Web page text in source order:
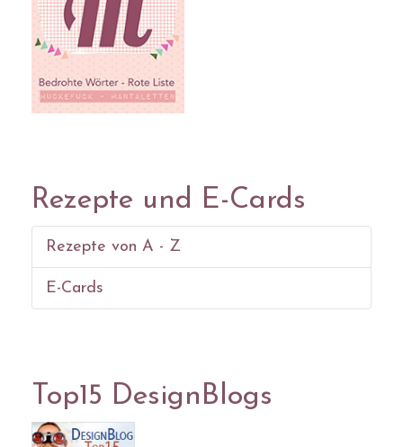
Rezepte und E-Cards
Rezepte von A - Z
E-Cards
Top15 DesignBlogs